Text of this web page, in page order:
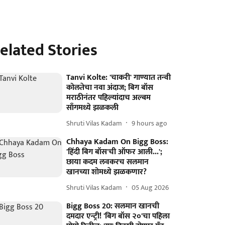
Stories
Tanvi Kolte: 'चाकरी' गाण्यात तन्वी
कोलतेचा नवा अंदाज; बिग बॉस
मराठीनंतर पहिल्यांदाच अल्बम
साँगमध्ये झळकली
Shruti Vilas Kadam 9 hours ago
Chhaya Kadam On Bigg Boss:
'हिंदी बिग बॉस'ची ऑफर आली...';
छाया कदम लवकरच सलमान
खानच्या शोमध्ये झळकणार?
Shruti Vilas Kadam 05 Aug 2026
Bigg Boss 20: सलमान खानची
दमदार एन्ट्री! 'बिग बॉस २०'चा पहिला